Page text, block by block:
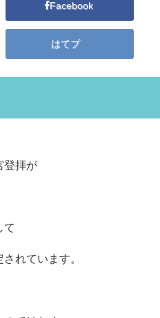
Facebook
はてブ
登拝が
て
れています。